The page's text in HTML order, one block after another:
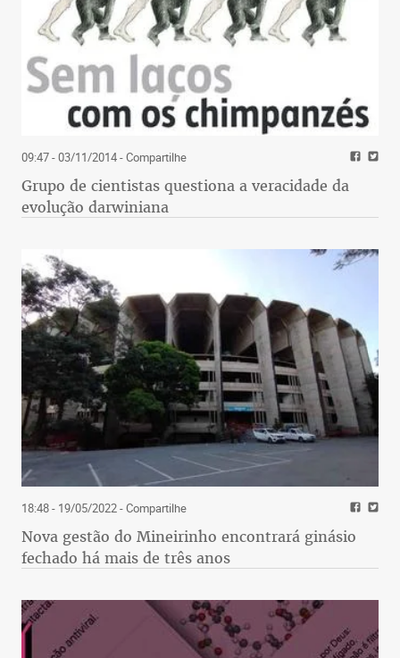
09:47 - 03/11/2014- Compartilhe
Grupo de cientistas questiona a veracidade da
evolução darwiniana
18:48 - 19/05/2022- Compartilhe
Nova gestão do Mineirinho encontrará ginásio
fechado há mais de três anos